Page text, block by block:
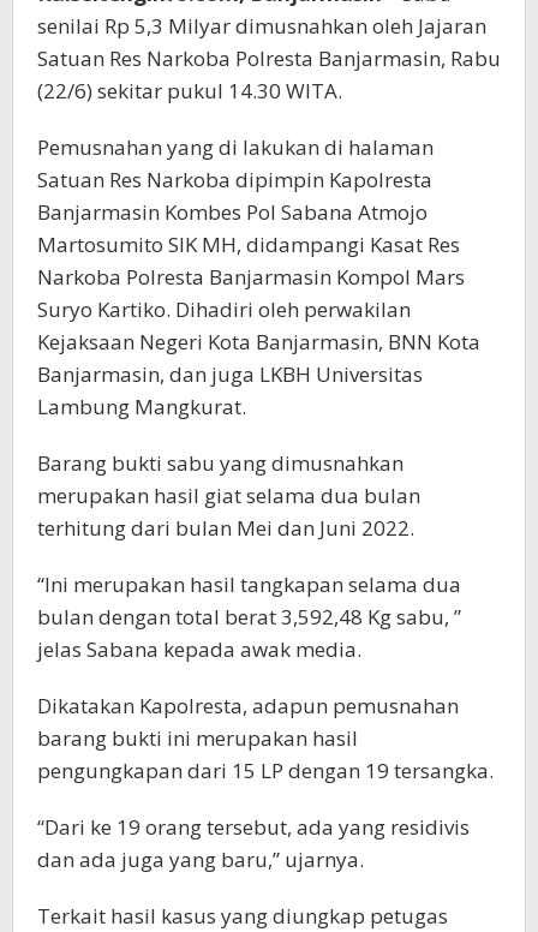
senilai Rp 5,3 Milyar dimusnahkan oleh Jajaran
Satuan Res Narkoba Polresta Banjarmasin, Rabu
(22/6) sekitar pukul 14.30 WITA.
Pemusnahan yang di lakukan di halaman
Satuan Res Narkoba dipimpin Kapolresta
Banjarmasin Kombes Pol Sabana Atmojo
Martosumito SIK MH, didampangi Kasat Res
Narkoba Polresta Banjarmasin Kompol Mars
Suryo Kartiko. Dihadiri oleh perwakilan
Kejaksaan Negeri Kota Banjarmasin, BNN Kota
Banjarmasin, dan juga LKBH Universitas
Lambung Mangkurat.
Barang bukti sabu yang dimusnahkan
merupakan hasil giat selama dua bulan
terhitung dari bulan Mei dan Juni 2022.
“Ini merupakan hasil tangkapan selama dua
bulan dengan total berat 3,592,48 Kg sabu, ”
jelas Sabana kepada awak media.
Dikatakan Kapolresta, adapun pemusnahan
barang bukti ini merupakan hasil
pengungkapan dari 15 LP dengan 19 tersangka.
“Dari ke 19 orang tersebut, ada yang residivis
dan ada juga yang baru,” ujarnya.
Terkait hasil kasus yang diungkap petugas